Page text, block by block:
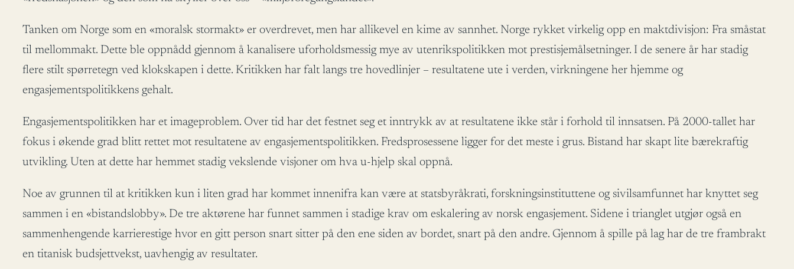
Tanken om Norge som en «moralsk stormakt» er overdrevet, men har allikevel en kime av sannhet. Norge rykket virkelig opp en maktdivisjon: Fra småstat
til mellommakt. Dette ble oppnådd gjennom å kanalisere uforholdsmessig mye av utenrikspolitikken mot prestisjemålsetninger. I de senere år har stadig
flere stilt spørretegn ved klokskapen i dette. Kritikken har falt langs tre hovedlinjer – resultatene ute i verden, virkningene her hjemme og
engasjementspolitikkens gehalt.
Engasjementspolitikken har et imageproblem. Over tid har det festnet seg et inntrykk av at resultatene ikke står i forhold til innsatsen. På 2000-tallet har
fokus i økende grad blitt rettet mot resultatene av engasjementspolitikken. Fredsprosessene ligger for det meste i grus. Bistand har skapt lite bærekraftig
utvikling. Uten at dette har hemmet stadig vekslende visjoner om hva u-hjelp skal oppnå.
Noe av grunnen til at kritikken kun i liten grad har kommet innenifra kan være at statsbyråkrati, forskningsinstituttene og sivilsamfunnet har knyttet seg
sammen i en «bistandslobby». De tre aktørene har funnet sammen i stadige krav om eskalering av norsk engasjement. Sidene i trianglet utgjør også en
sammenhengende karrierestige hvor en gitt person snart sitter på den ene siden av bordet, snart på den andre. Gjennom å spille på lag har de tre frambrakt
en titanisk budsjettvekst, uavhengig av resultater.